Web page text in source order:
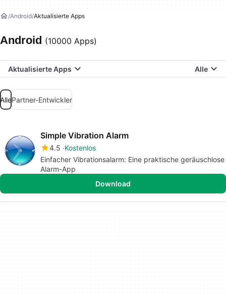
Android Aktualisierte Apps
Android (10000 Apps)
Aktualisierte Apps Alle
AllePartner-Entwickler
Simple Vibration Alarm
4.5 Kostenlos
Einfacher Vibrationsalarm: Eine praktische geräuschlose
Alarm-App
Download